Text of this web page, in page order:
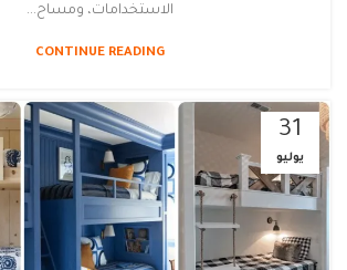
الاستخدامات، ومساح...
CONTINUE READING
31
يوليو